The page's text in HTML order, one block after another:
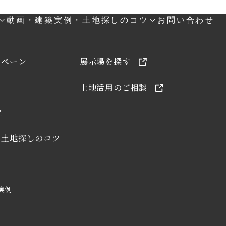
動画・建築実例・土地探しのコツ お問い合わせ
ーン
地探しのコツ
例
展示場を探す
土地活用のご相談